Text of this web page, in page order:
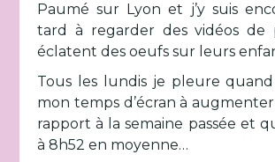
Paumé sur Lyon et j’y suis
tard à regarder des vidéos de
éclatent des oeufs sur leurs
Tous les lundis je pleure
mon temps d’écran à
rapport à la semaine passée et
à 8h52 en moyenne…